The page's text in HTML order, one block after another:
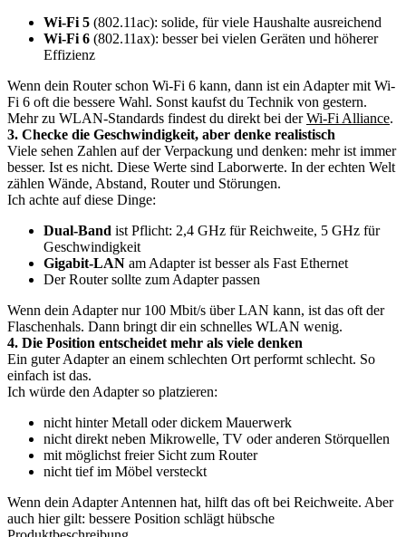
Wi-Fi 5 (802.11ac): solide, für viele Haushalte ausreichend
Wi-Fi 6 (802.11ax): besser bei vielen Geräten und höherer
Effizienz
Wenn dein Router schon Wi-Fi 6 kann, dann ist ein Adapter mit Wi-
Fi 6 oft die bessere Wahl. Sonst kaufst du Technik von gestern.
Mehr zu WLAN-Standards findest du direkt bei derWi-Fi Alliance.
3. Checke die Geschwindigkeit, aber denke realistisch
Viele sehen Zahlen auf der Verpackung und denken: mehr ist immer
besser. Ist es nicht. Diese Werte sind Laborwerte. In der echten Welt
zählen Wände, Abstand, Router und Störungen.
Ich achte auf diese Dinge:
Dual-Band ist Pflicht: 2,4 GHz für Reichweite, 5 GHz für
Geschwindigkeit
Gigabit-LAN am Adapter ist besser als Fast Ethernet
Der Router sollte zum Adapter passen
Wenn dein Adapter nur 100 Mbit/s über LAN kann, ist das oft der
Flaschenhals. Dann bringt dir ein schnelles WLAN wenig.
4. Die Position entscheidet mehr als viele denken
Ein guter Adapter an einem schlechten Ort performt schlecht. So
einfach ist das.
Ich würde den Adapter so platzieren:
nicht hinter Metall oder dickem Mauerwerk
nicht direkt neben Mikrowelle, TV oder anderen Störquellen
mit möglichst freier Sicht zum Router
nicht tief im Möbel versteckt
Wenn dein Adapter Antennen hat, hilft das oft bei Reichweite. Aber
auch hier gilt: bessere Position schlägt hübsche